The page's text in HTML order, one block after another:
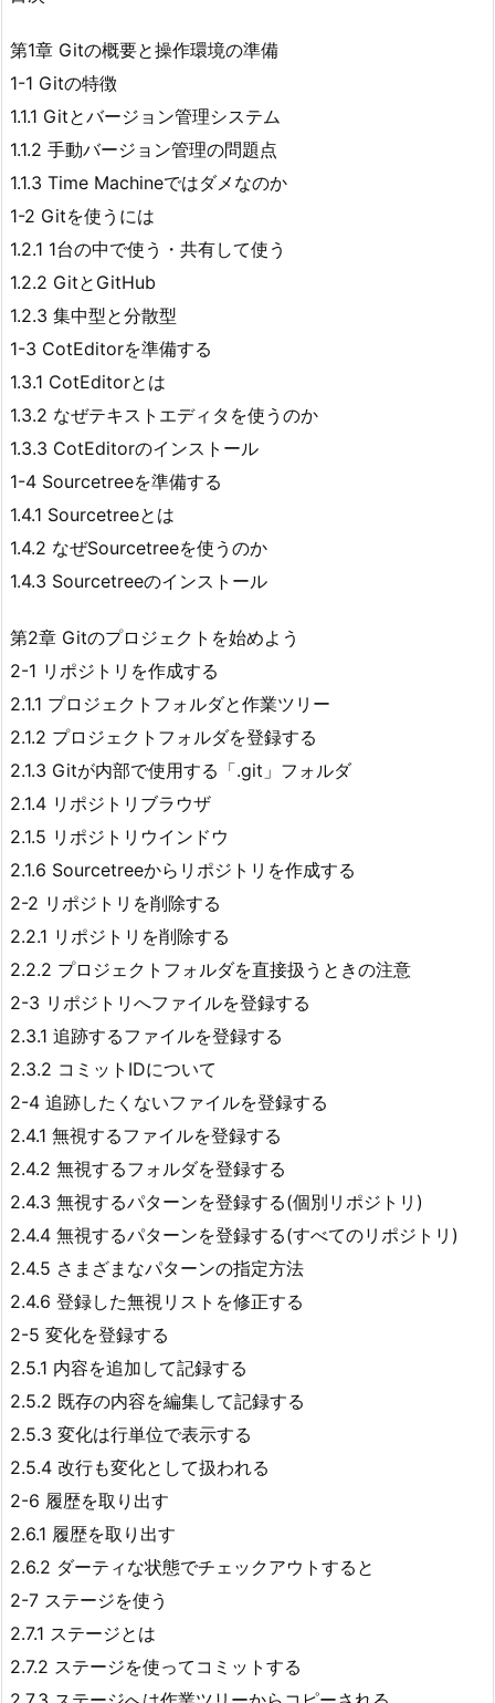
第1章 Gitの概要と操作環境の準備
1-1 Gitの特徴
1.1.1 Gitとバージョン管理システム
1.1.2 手動バージョン管理の問題点
1.1.3 Time Machineではダメなのか
1-2 Gitを使うには
1.2.1 1台の中で使う・共有して使う
1.2.2 GitとGitHub
1.2.3 集中型と分散型
1-3 CotEditorを準備する
1.3.1 CotEditorとは
1.3.2 なぜテキストエディタを使うのか
1.3.3 CotEditorのインストール
1-4 Sourcetreeを準備する
1.4.1 Sourcetreeとは
1.4.2 なぜSourcetreeを使うのか
1.4.3 Sourcetreeのインストール
第2章 Gitのプロジェクトを始めよう
2-1 リポジトリを作成する
2.1.1 プロジェクトフォルダと作業ツリー
2.1.2 プロジェクトフォルダを登録する
2.1.3 Gitが内部で使用する「.git」フォルダ
2.1.4 リポジトリブラウザ
2.1.5 リポジトリウインドウ
2.1.6 Sourcetreeからリポジトリを作成する
2-2 リポジトリを削除する
2.2.1 リポジトリを削除する
2.2.2 プロジェクトフォルダを直接扱うときの注意
2-3 リポジトリへファイルを登録する
2.3.1 追跡するファイルを登録する
2.3.2 コミットIDについて
2-4 追跡したくないファイルを登録する
2.4.1 無視するファイルを登録する
2.4.2 無視するフォルダを登録する
2.4.3 無視するパターンを登録する(個別リポジトリ)
2.4.4 無視するパターンを登録する(すべてのリポジトリ)
2.4.5 さまざまなパターンの指定方法
2.4.6 登録した無視リストを修正する
2-5 変化を登録する
2.5.1 内容を追加して記録する
2.5.2 既存の内容を編集して記録する
2.5.3 変化は行単位で表示する
2.5.4 改行も変化として扱われる
2-6 履歴を取り出す
2.6.1 履歴を取り出す
2.6.2 ダーティな状態でチェックアウトすると
2-7 ステージを使う
2.7.1 ステージとは
2.7.2 ステージを使ってコミットする